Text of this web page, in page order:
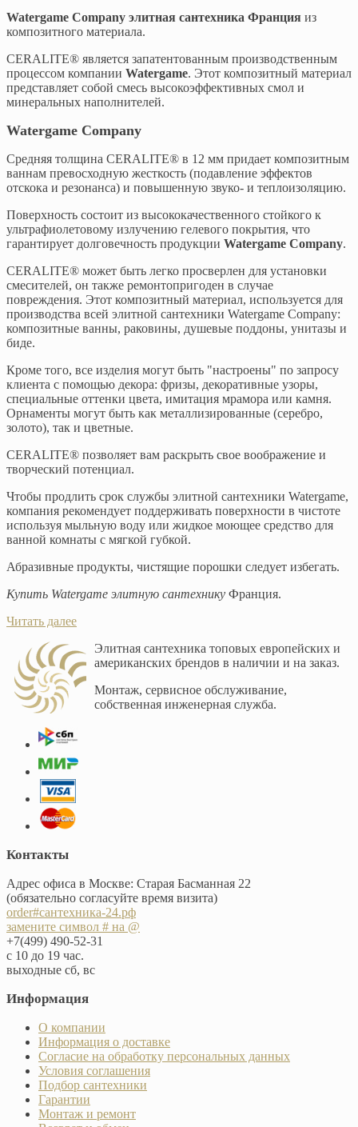
Watergame Company элитная сантехника Франция из
композитного материала.
CERALITE® является запатентованным производственным
процессом компании Watergame. Этот композитный материал
представляет собой смесь высокоэффективных смол и
минеральных наполнителей.
Watergame Company
Средняя толщина CERALITE® в 12 мм придает композитным
ваннам превосходную жесткость (подавление эффектов
отскока и резонанса) и повышенную звуко- и теплоизоляцию.
Поверхность состоит из высококачественного стойкого к
ультрафиолетовому излучению гелевого покрытия, что
гарантирует долговечность продукции Watergame Company.
CERALITE® может быть легко просверлен для установки
смесителей, он также ремонтопригоден в случае
повреждения. Этот композитный материал, используется для
производства всей элитной сантехники Watergame Company:
композитные ванны, раковины, душевые поддоны, унитазы и
биде.
Кроме того, все изделия могут быть "настроены" по запросу
клиента с помощью декора: фризы, декоративные узоры,
специальные оттенки цвета, имитация мрамора или камня.
Орнаменты могут быть как металлизированные (серебро,
золото), так и цветные.
CERALITE® позволяет вам раскрыть свое воображение и
творческий потенциал.
Чтобы продлить срок службы элитной сантехники Watergame,
компания рекомендует поддерживать поверхности в чистоте
используя мыльную воду или жидкое моющее средство для
ванной комнаты с мягкой губкой.
Абразивные продукты, чистящие порошки следует избегать.
Купить Watergame элитную сантехнику Франция.
Читать далее
Элитная сантехника топовых европейских и
американских брендов в наличии и на заказ.
Монтаж, сервисное обслуживание,
собственная инженерная служба.
Контакты
Адрес офиса в Москве: Старая Басманная 22
(обязательно согласуйте время визита)
order#сантехника-24.рф
замените символ # на @
+7(499) 490-52-31
с 10 до 19 час.
выходные сб, вс
Информация
О компании
Информация о доставке
Согласие на обработку персональных данных
Условия соглашения
Подбор сантехники
Гарантии
Монтаж и ремонт